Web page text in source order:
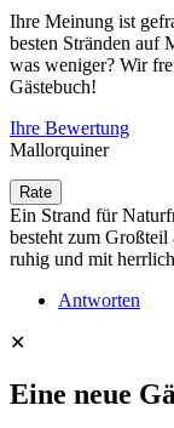
Ihre Meinung ist
besten Stränden auf
was weniger? Wir
Gästebuch!
Ihre Bewertung
Mallorquiner
Ein Strand für
besteht zum Großteil
ruhig und mit
Antworten
✕
Eine neue